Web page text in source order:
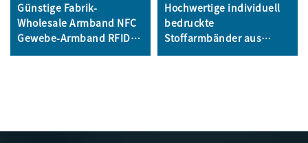
Günstige Fabrik-
Wholesale Armband NFC
Gewebe-Armband RFID
Armband NFC Tag 13,56
Hochwertige individuell
bedruckte
Stoffarmbänder aus
Satinband für Konzerte